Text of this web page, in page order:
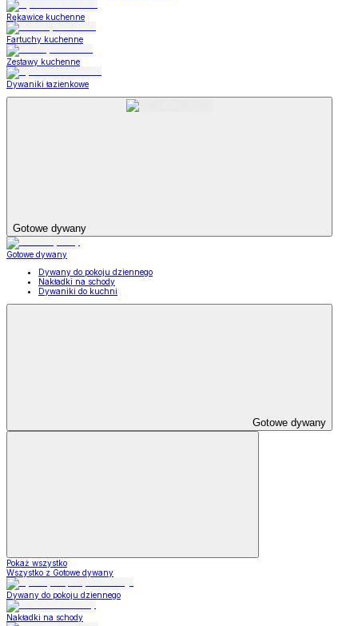
Rękawice kuchenne
Fartuchy kuchenne
Zestawy kuchenne
Dywaniki łazienkowe
Gotowe dywany
Gotowe dywany
Dywany do pokoju dziennego
Nakładki na schody
Dywaniki do kuchni
Gotowe dywany
Pokaż wszystko
Wszystko z Gotowe dywany
Dywany do pokoju dziennego
Nakładki na schody